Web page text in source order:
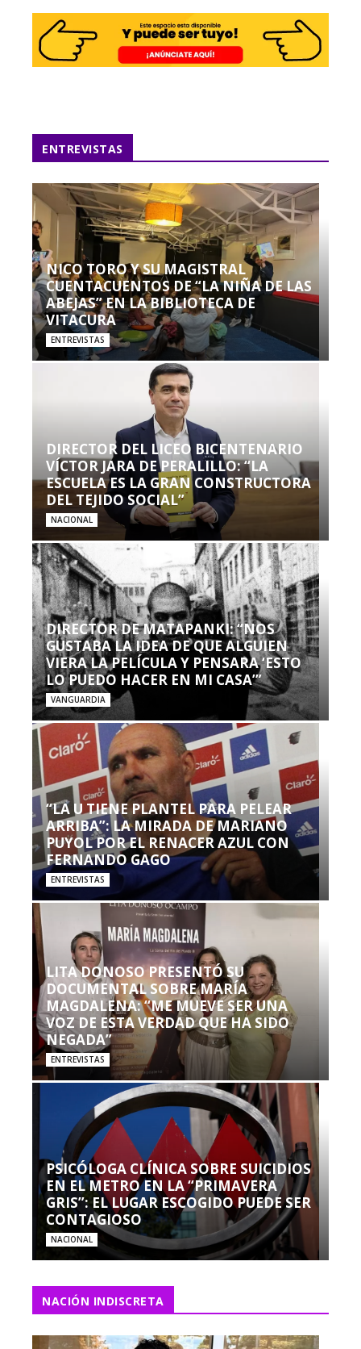
ENTREVISTAS
NICO TORO Y SU MAGISTRAL
CUENTACUENTOS DE “LA NIÑA DE LAS
ABEJAS” EN LA BIBLIOTECA DE
VITACURA
ENTREVISTAS
DIRECTOR DEL LICEO BICENTENARIO
VÍCTOR JARA DE PERALILLO: “LA
ESCUELA ES LA GRAN CONSTRUCTORA
DEL TEJIDO SOCIAL”
NACIONAL
DIRECTOR DE MATAPANKI: “NOS
GUSTABA LA IDEA DE QUE ALGUIEN
VIERA LA PELÍCULA Y PENSARA ‘ESTO
LO PUEDO HACER EN MI CASA’”
VANGUARDIA
“LA U TIENE PLANTEL PARA PELEAR
ARRIBA”: LA MIRADA DE MARIANO
PUYOL POR EL RENACER AZUL CON
FERNANDO GAGO
ENTREVISTAS
LITA DONOSO PRESENTÓ SU
DOCUMENTAL SOBRE MARÍA
MAGDALENA: “ME MUEVE SER UNA
VOZ DE ESTA VERDAD QUE HA SIDO
NEGADA”
ENTREVISTAS
PSICÓLOGA CLÍNICA SOBRE SUICIDIOS
EN EL METRO EN LA “PRIMAVERA
GRIS”: EL LUGAR ESCOGIDO PUEDE SER
CONTAGIOSO
NACIONAL
NACIÓN INDISCRETA